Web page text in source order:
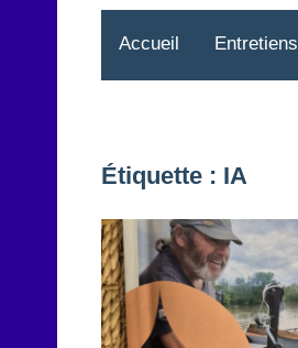
Accueil Entretiens
Étiquette : IA